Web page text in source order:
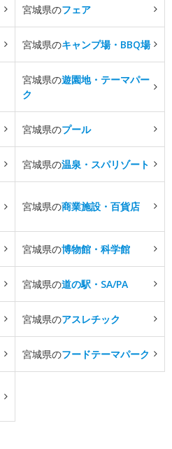
宮城県のフェア
宮城県のキャンプ場・BBQ場
宮城県の遊園地・テーマパー
ク
宮城県のプール
宮城県の温泉・スパリゾート
宮城県の商業施設・百貨店
宮城県の博物館・科学館
宮城県の道の駅・SA/PA
宮城県のアスレチック
宮城県のフードテーマパーク